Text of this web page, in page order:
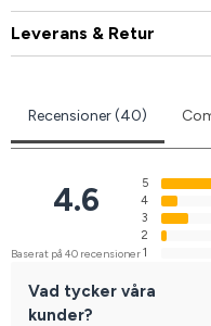
Leverans & Retur
Recensioner (40)
4.6
Baserat på 40 recensioner
5
4
3
2
1
Vad tycker våra
kunder?